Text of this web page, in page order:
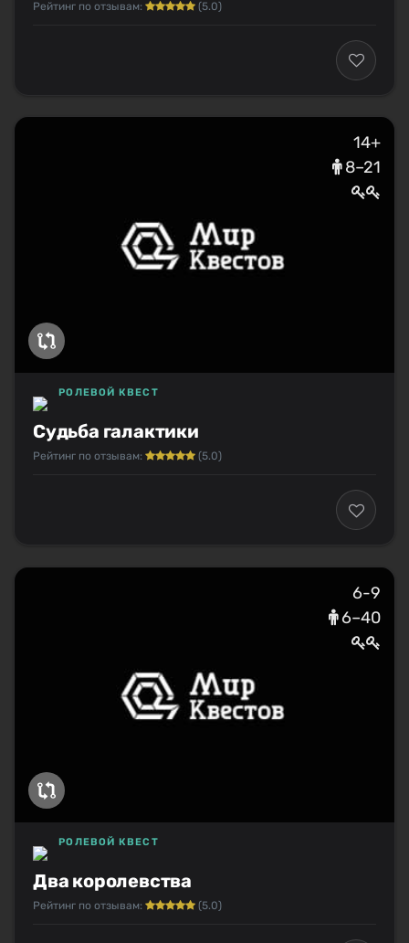
Рейтинг по отзывам: (5.0)
14+
8–21
Судьба галактики
РОЛЕВОЙ КВЕСТ
Рейтинг по отзывам: (5.0)
6-9
6–40
Два королевства
РОЛЕВОЙ КВЕСТ
Рейтинг по отзывам: (5.0)